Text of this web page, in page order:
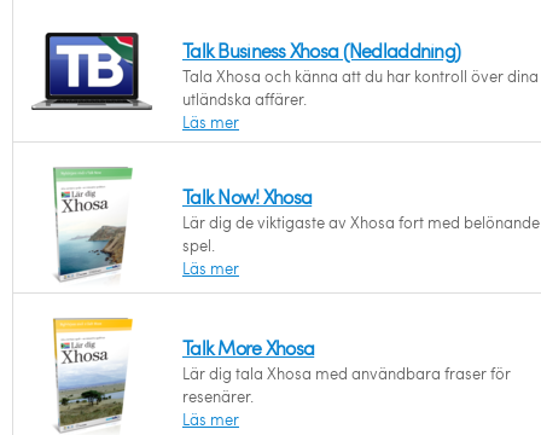
Talk Business Xhosa (Nedladdning)
Tala Xhosa och känna att du har kontroll över dina
utländska affärer.
Läs mer
Talk Now! Xhosa
Lär dig de viktigaste av Xhosa fort med belönande
spel.
Läs mer
Talk More Xhosa
Lär dig tala Xhosa med användbara fraser för
resenärer.
Läs mer